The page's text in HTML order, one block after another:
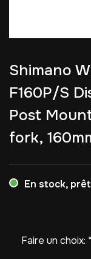
Shimano
F160P/S
Post
fork,
En stock,
Faire un choix: *